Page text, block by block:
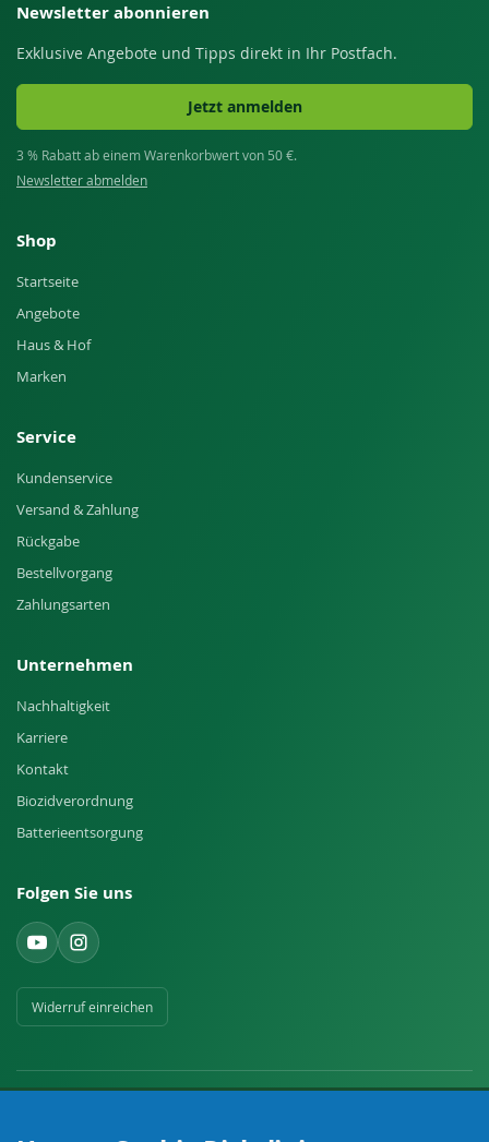
Newsletter abonnieren
Exklusive Angebote und Tipps direkt in Ihr Postfach.
Jetzt anmelden
3 % Rabatt ab einem Warenkorbwert von 50 €.
Newsletter abmelden
Shop
Startseite
Angebote
Haus & Hof
Marken
Service
Kundenservice
Versand & Zahlung
Rückgabe
Bestellvorgang
Zahlungsarten
Unternehmen
Nachhaltigkeit
Karriere
Kontakt
Biozidverordnung
Batterieentsorgung
Folgen Sie uns
Widerruf einreichen